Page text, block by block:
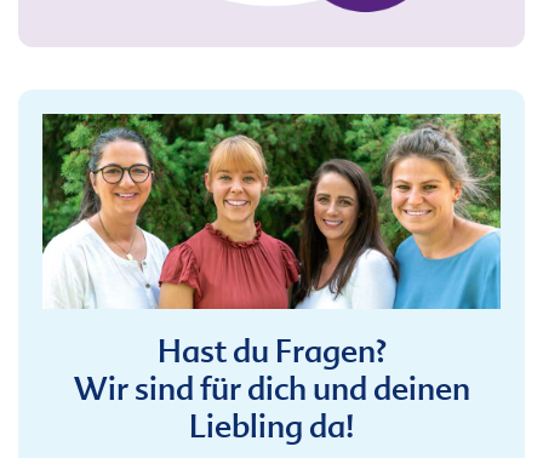
Hast du Fragen?
Wir sind für dich und deinen
Liebling da!